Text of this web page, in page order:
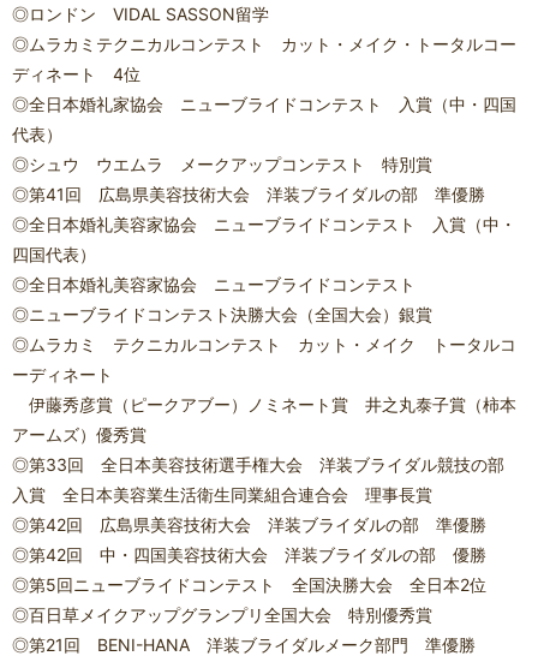
◎ロンドン VIDAL SASSON留学
◎ムラカミテクニカルコンテスト カット・メイク・トータルコー
ディネート 4位
◎全日本婚礼家協会 ニューブライドコンテスト 入賞（中・四国
代表）
◎シュウ ウエムラ メークアップコンテスト 特別賞
◎第41回 広島県美容技術大会 洋装ブライダルの部 準優勝
◎全日本婚礼美容家協会 ニューブライドコンテスト 入賞（中・
四国代表）
◎全日本婚礼美容家協会 ニューブライドコンテスト
◎ニューブライドコンテスト決勝大会（全国大会）銀賞
◎ムラカミ テクニカルコンテスト カット・メイク トータルコ
ーディネート
伊藤秀彦賞（ピークアブー）ノミネート賞 井之丸泰子賞（柿本
アームズ）優秀賞
◎第33回 全日本美容技術選手権大会 洋装ブライダル競技の部
入賞 全日本美容業生活衛生同業組合連合会 理事長賞
◎第42回 広島県美容技術大会 洋装ブライダルの部 準優勝
◎第42回 中・四国美容技術大会 洋装ブライダルの部 優勝
◎第5回ニューブライドコンテスト 全国決勝大会 全日本2位
◎百日草メイクアップグランプリ全国大会 特別優秀賞
◎第21回 BENI-HANA 洋装ブライダルメーク部門 準優勝